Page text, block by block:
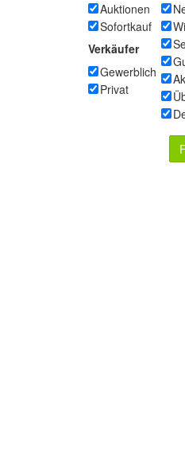
Auktionen
Sofortkauf
Verkäufer
Gewerblich
Privat